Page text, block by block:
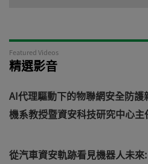
Featured Videos
精選影音
AI代理驅動下的物聯網安全防
機系教授暨資安科技研究中心主
從汽車資安軌跡看見機器人未